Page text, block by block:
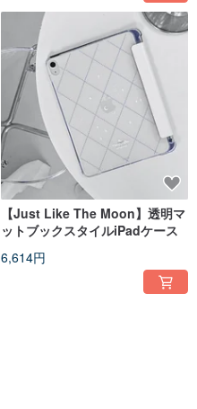
【Just Like The Moon】透明マ
ットブックスタイルiPadケース
6,614円